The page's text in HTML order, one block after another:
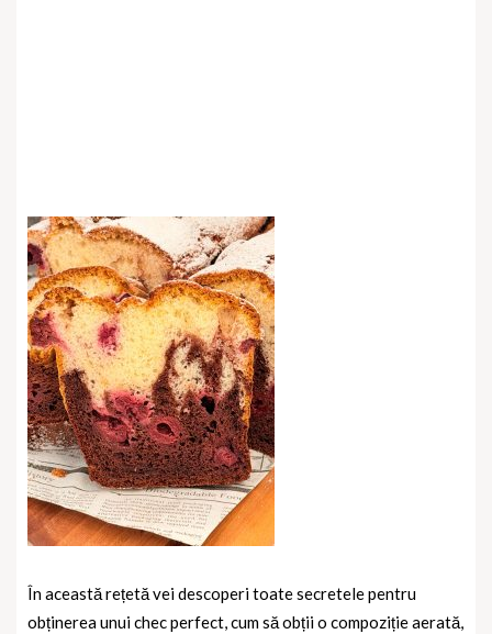
În această rețetă vei descoperi toate secretele pentru
obținerea unui chec perfect, cum să obții o compoziție aerată,